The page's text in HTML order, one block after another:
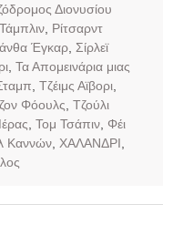
Διονυσίου
, Ρίτσαρντ
Έγκαρ, Σίρλεϊ
, Τα Απομεινάρια μιας
Τζέιμς Αϊβορι,
Φόουλς Τζούλι
Τομ Τσάπιν, Φέι
Καννών, ΧΑΛΑΝΔΡΙ